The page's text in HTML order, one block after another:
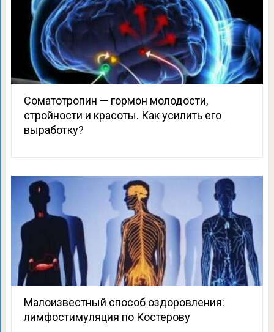
Соматотропин — гормон молодости,
стройности и красоты. Как усилить его
выработку?
Малоизвестный способ оздоровления:
лимфостимуляция по Костерову